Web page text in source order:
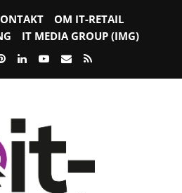
OM IT-RETAIL
IT MEDIA GROUP (IMG)